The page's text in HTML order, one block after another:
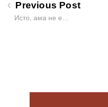
Previous Post
Исто, ама не е…